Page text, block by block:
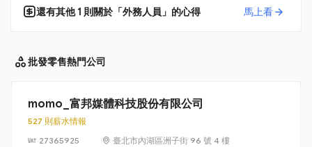
還有其他1 則關於「外務人員 」的心得 馬上看
批發零售熱門公司
momo_富邦媒體科技股份有限公司
527 則薪水情報
27365925
臺北市內湖區洲子街 96 號 4 樓